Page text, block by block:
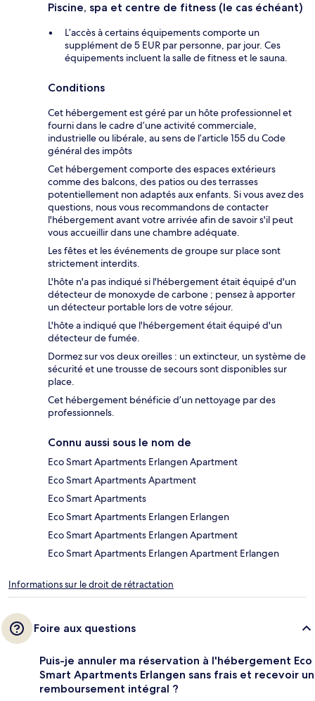
Piscine, spa et centre de fitness (le cas échéant)
L’accès à certains équipements comporte un
supplément de 5 EUR par personne, par jour. Ces
équipements incluent la salle de fitness et le sauna.
Conditions
Cet hébergement est géré par un hôte professionnel et
fourni dans le cadre d’une activité commerciale,
industrielle ou libérale, au sens de l’article 155 du Code
général des impôts
Cet hébergement comporte des espaces extérieurs
comme des balcons, des patios ou des terrasses
potentiellement non adaptés aux enfants. Si vous avez des
questions, nous vous recommandons de contacter
l'hébergement avant votre arrivée afin de savoir s'il peut
vous accueillir dans une chambre adéquate.
Les fêtes et les événements de groupe sur place sont
strictement interdits.
L'hôte n'a pas indiqué si l'hébergement était équipé d'un
détecteur de monoxyde de carbone ; pensez à apporter
un détecteur portable lors de votre séjour.
L'hôte a indiqué que l'hébergement était équipé d'un
détecteur de fumée.
Dormez sur vos deux oreilles : un extincteur, un système de
sécurité et une trousse de secours sont disponibles sur
place.
Cet hébergement bénéficie d’un nettoyage par des
professionnels.
Connu aussi sous le nom de
Eco Smart Apartments Erlangen Apartment
Eco Smart Apartments Apartment
Eco Smart Apartments
Eco Smart Apartments Erlangen Erlangen
Eco Smart Apartments Erlangen Apartment
Eco Smart Apartments Erlangen Apartment Erlangen
Informations sur le droit de rétractation
Foire aux questions
Puis-je annuler ma réservation à l'hébergement Eco
Smart Apartments Erlangen sans frais et recevoir un
remboursement intégral ?